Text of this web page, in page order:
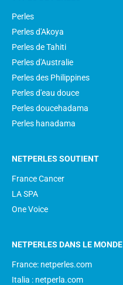
Perles
Perles d'Akoya
Perles de Tahiti
Perles d'Australie
Perles des Philippines
Perles d'eau douce
Perles doucehadama
Perles hanadama
NETPERLES SOUTIENT
France Cancer
LA SPA
One Voice
NETPERLES DANS LE MONDE
France: netperles.com
Italia : netperla.com